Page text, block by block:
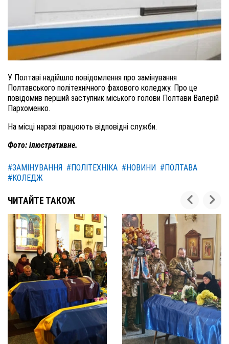
У Полтаві надійшло повідомлення про замінування
Полтавського політехнічного фахового коледжу. Про це
повідомив перший заступник міського голови Полтави Валерій
Пархоменко.
На місці наразі працюють відповідні служби.
Фото: ілюстративне.
#ЗАМІНУВАННЯ #ПОЛІТЕХНІКА #НОВИНИ #ПОЛТАВА
#КОЛЕДЖ
ЧИТАЙТЕ ТАКОЖ